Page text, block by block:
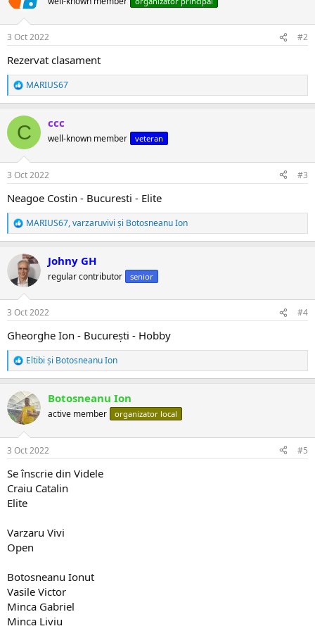
i
3 Oct 2022 #2
Rezervat clasament
R
e
c
i
MARIUS67
C ccc
well-known member veteran
3 Oct 2022 #3
Neagoe Costin - Bucuresti - Elite
R
e
c
i
MARIUS67,varzaruvivi și Botosneanu Ion
Johny GH
regular contributor senior
3 Oct 2022 #4
Gheorghe Ion - București - Hobby
R
e
c
ț
i
Eltibi și Botosneanu Ion
Botosneanu Ion
active member organizator local
3 Oct 2022 #5
Se înscrie din Videle
Craiu Catalin
Elite
Varzaru Vivi
Open
Botosneanu Ionut
Vasile Victor
Minca Gabriel
Minca Liviu